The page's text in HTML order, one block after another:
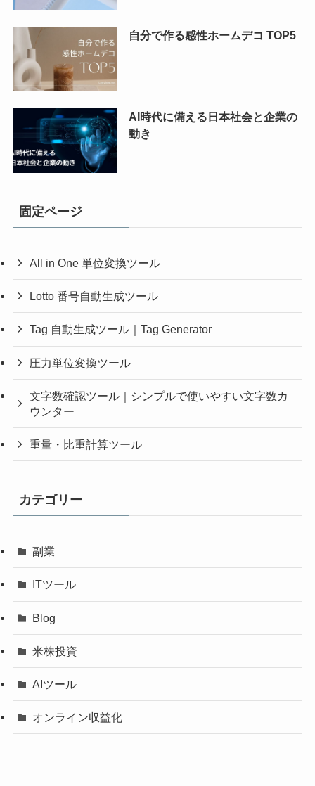
自分で作る感性ホームデコ TOP5
AI時代に備える日本社会と企業の
動き
固定ページ
All in One 単位変換ツール
Lotto 番号自動生成ツール
Tag 自動生成ツール｜Tag Generator
圧力単位変換ツール
文字数確認ツール｜シンプルで使いやすい文字数カ
ウンター
重量・比重計算ツール
カテゴリー
副業
ITツール
Blog
米株投資
AIツール
オンライン収益化